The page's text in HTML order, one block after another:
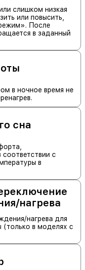
слишком низкая
или повысить,
После
в заданный
в ночное время не
сна
с
в
нагрева
нагрева для
в моделях с